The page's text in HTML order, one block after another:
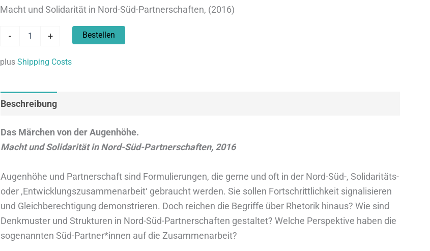
Macht und Solidarität in Nord-Süd-Partnerschaften, (2016)
-
Märchen
der
+ Bestellen
plusShipping Costs
Beschreibung
Das Märchen von der Augenhöhe.
Macht und Solidarität in Nord-Süd-Partnerschaften, 2016
Augenhöhe und Partnerschaft sind Formulierungen, die gerne und oft in der Nord-Süd-, Solidaritäts-
oder ,Entwicklungszusammenarbeit‘ gebraucht werden. Sie sollen Fortschrittlichkeit signalisieren
und Gleichberechtigung demonstrieren. Doch reichen die Begriffe über Rhetorik hinaus? Wie sind
Denkmuster und Strukturen in Nord-Süd-Partnerschaften gestaltet? Welche Perspektive haben die
sogenannten Süd-Partner*innen auf die Zusammenarbeit?